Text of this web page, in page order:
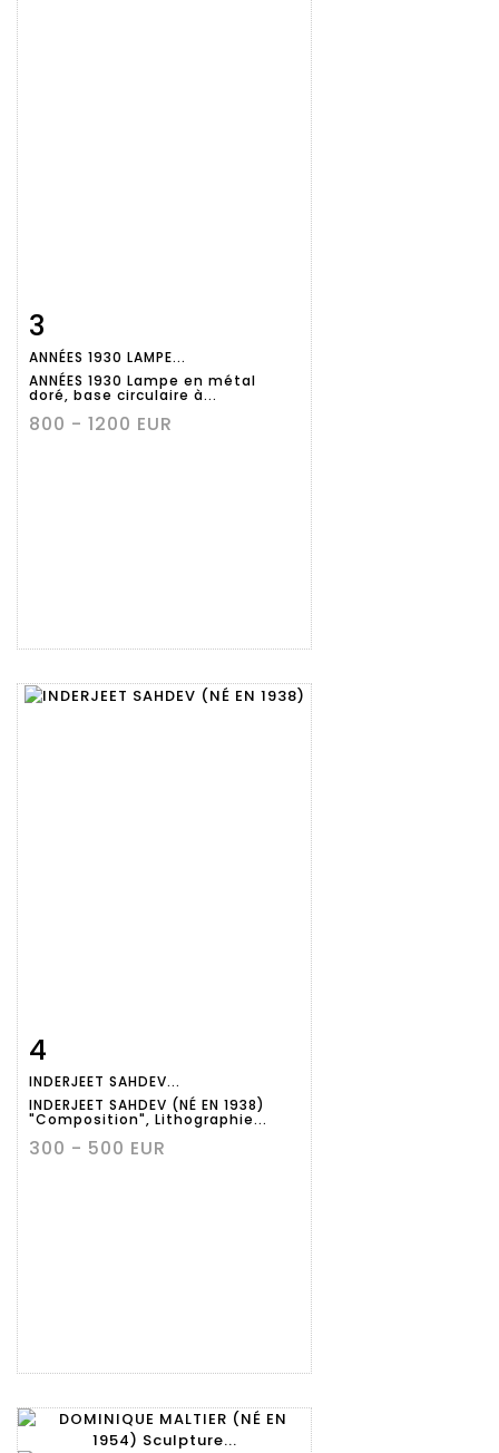
détaillée
3
ANNÉES 1930 LAMPE...
ANNÉES 1930 Lampe en métal
doré, base circulaire à...
800 - 1200 EUR
détaillée
4
INDERJEET SAHDEV...
INDERJEET SAHDEV (NÉ EN 1938)
"Composition", Lithographie...
300 - 500 EUR